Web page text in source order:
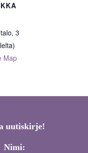
3
Map
uutiskirje!
Nimi: